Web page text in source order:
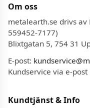
Om oss
metalearth.se drivs av
559452-7177)
Blixtgatan 5, 754 31
E-post:
Kundservice via e-
Kundtjänst & Info